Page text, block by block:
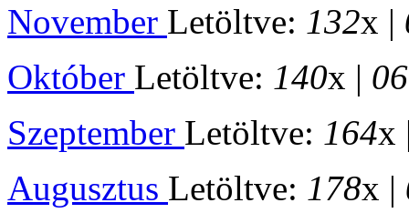
November Letöltve: 132x |
Október Letöltve: 140x |
Szeptember Letöltve: 164x
Augusztus Letöltve: 178x |